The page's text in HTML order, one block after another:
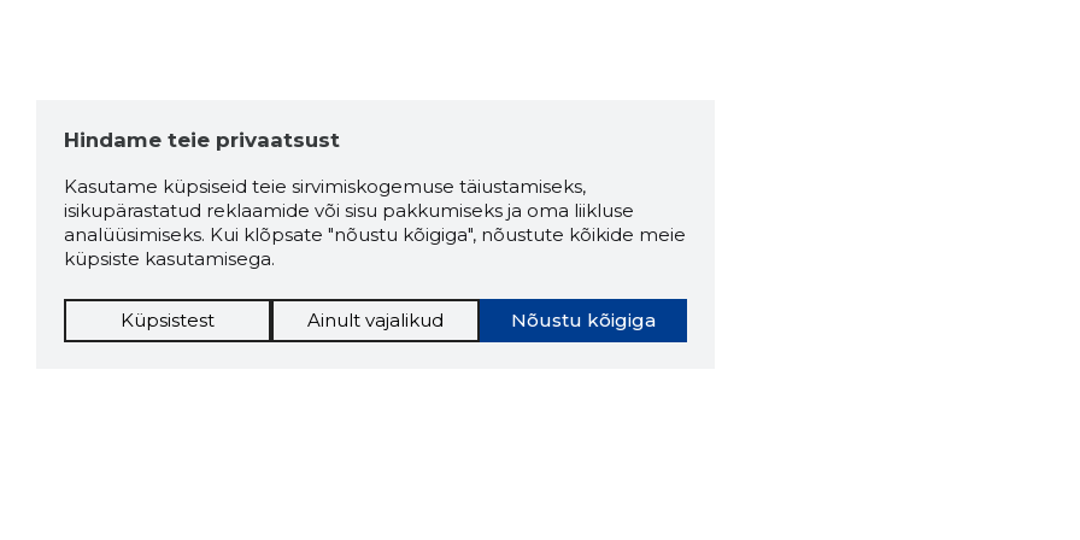
Hindame teie privaatsust
Kasutame küpsiseid teie sirvimiskogemuse täiustamiseks,
isikupärastatud reklaamide või sisu pakkumiseks ja oma liikluse
analüüsimiseks. Kui klõpsate "nõustu kõigiga", nõustute kõikide meie
küpsiste kasutamisega.
Nõustu kõigiga
Küpsistest Ainult vajalikud